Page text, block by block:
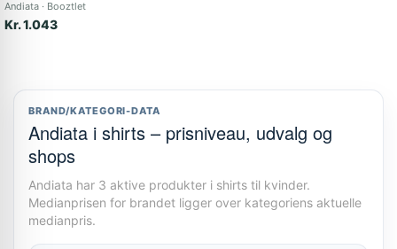
Andiata Booztlet
Kr. 1.043
BRAND/KATEGORI-DATA
Andiata i shirts – prisniveau, udvalg og
shops
Andiata har 3 aktive produkter i shirts til kvinder.
Medianprisen for brandet ligger over kategoriens aktuelle
medianpris.